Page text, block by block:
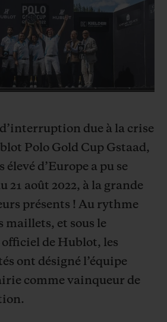
due à la crise
Polo Gold Cup Gstaad,
d’Europe a pu se
21 août 2022, à la grande
présents ! Au rythme
maillets, et sous le
de Hublot, les
ont désigné l’équipe
comme vainqueur de
BIG BANG
PEACH CERAMIC
SPIRIT OF BIG
GRATUITS